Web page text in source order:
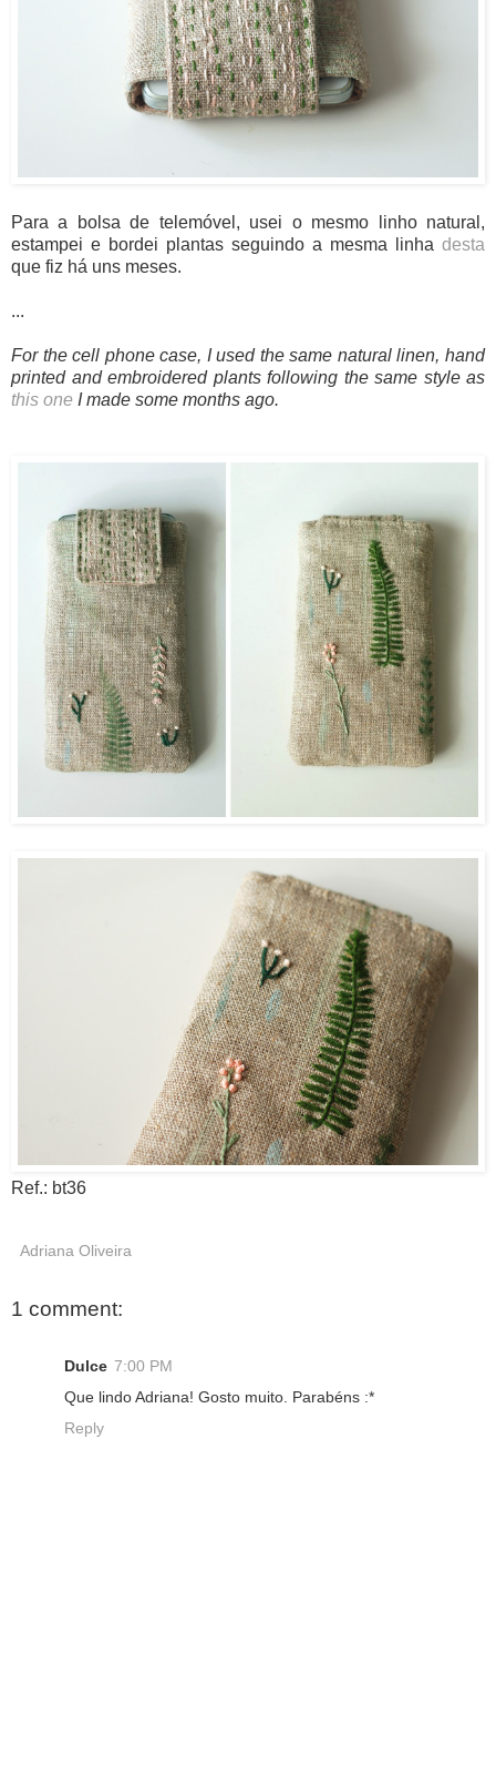
Para a bolsa de telemóvel, usei o mesmo linho natural,
estampei e bordei plantas seguindo a mesma linha desta
que fiz há uns meses.
...
For the cell phone case, I used the same natural linen, hand
printed and embroidered plants following the same style as
this one I made some months ago.
Ref.: bt36
Adriana Oliveira
1 comment:
Dulce 7:00 PM
Que lindo Adriana! Gosto muito. Parabéns :*
Reply